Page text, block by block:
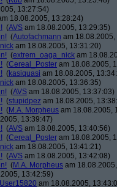
13:27:54)
18.08.2005, 13:28:24)
(AVS am 18.08.2005, 13:29:35)
(Autofachmann am
am 18.08.2005, 13:31:20)
(extrem_oaga_nick am
(Cereal_Poster am 18.08.2005,
(kasiquasi am 18.08.2005,
am 18.08.2005, 13:36:35)
(AVS am 18.08.2005, 13:37:03)
(stupidpez am 18.08.2005,
(M.A. Morpheus am 18.08.2005,
13:39:47)
(AVS am 18.08.2005, 13:40:56)
(Cereal_Poster am 18.08.2005,
am 18.08.2005, 13:41:21)
(AVS am 18.08.2005, 13:42:08)
(M.A. Morpheus am
13:42:59)
User15820 am 18.08.2005,